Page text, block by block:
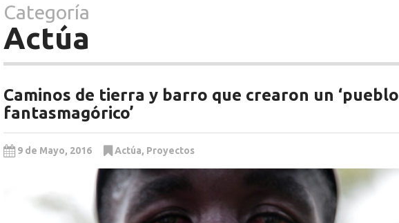
Categoría
Actúa
Caminos de tierra y barro que crearon un ‘pueblo
fantasmagórico’
9 de Mayo, 2016 Actúa, Proyectos